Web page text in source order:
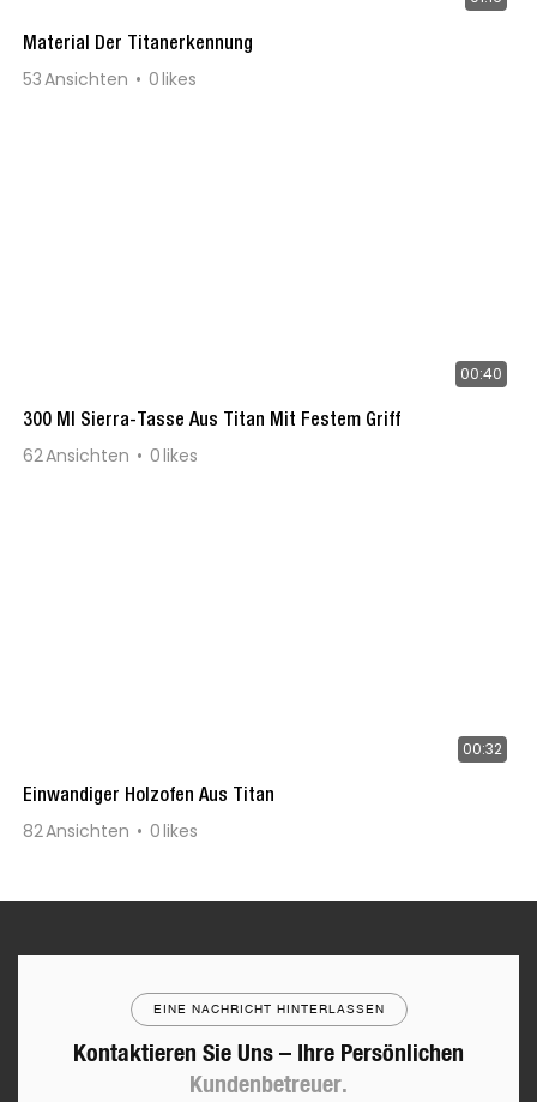
Material Der Titanerkennung
53Ansichten 0likes
00:40
300 Ml Sierra-Tasse Aus Titan Mit Festem Griff
62Ansichten 0likes
00:32
Einwandiger Holzofen Aus Titan
82Ansichten 0likes
EINE NACHRICHT HINTERLASSEN
Kontaktieren Sie Uns – Ihre Persönlichen
Kundenbetreuer.